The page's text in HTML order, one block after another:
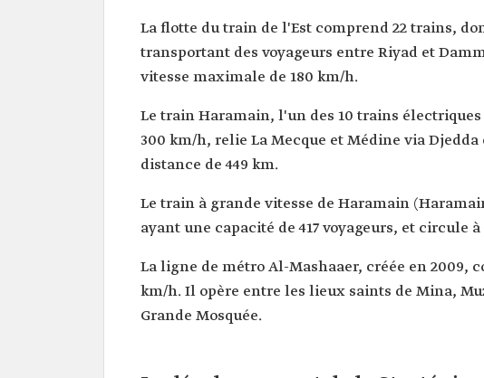
La flotte du train de l'Est comprend 22 trains,
transportant des voyageurs entre Riyad et
vitesse maximale de 180 km/h.
Le train Haramain, l'un des 10 trains
300 km/h, relie La Mecque et Médine via
distance de 449 km.
Le train à grande vitesse de Haramain
ayant une capacité de 417 voyageurs, et circule
La ligne de métro Al-Mashaaer, créée en 2009,
km/h. Il opère entre les lieux saints de Mina,
Grande Mosquée.